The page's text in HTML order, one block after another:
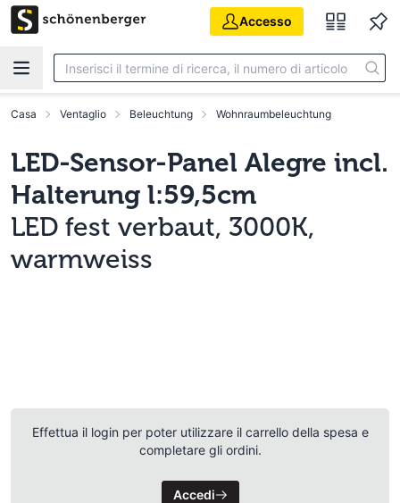
Vai al contenuto principale
Accesso
Casa Ventaglio Beleuchtung Wohnraumbeleuchtung
LED-Sensor-Panel Alegre incl.
Halterung l:59,5cm
LED fest verbaut, 3000K,
warmweiss
Effettua il login per poter utilizzare il carrello della spesa e
completare gli ordini.
Accedi